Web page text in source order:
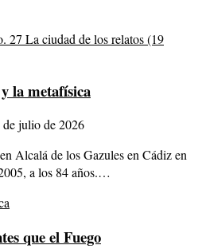
la metafísica
de julio de 2026
Alcalá de los Gazules en Cádiz en
a los 84 años.…
que el Fuego